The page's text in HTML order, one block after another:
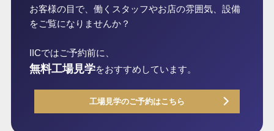
お客様の目で、働くスタッフやお店の雰囲気、設備
をご覧になりませんか？
IICではご予約前に、
無料工場見学をおすすめしています。
工場見学のご予約はこちら